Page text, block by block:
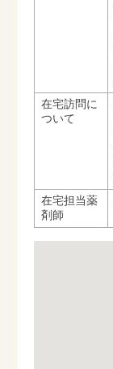
在宅訪問に
ついて
在宅担当薬
剤師